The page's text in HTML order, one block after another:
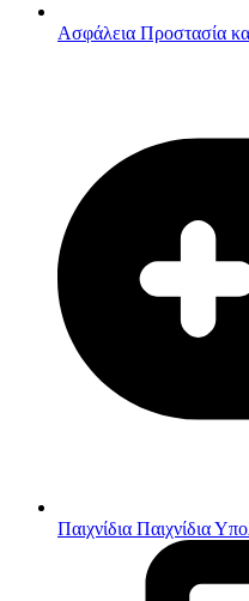
Ασφάλεια Προστασία
Παιχνίδια Παιχνίδια